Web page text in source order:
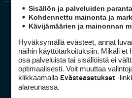
Golfpiste
Sisällön ja palveluiden
Kohdennettu mainonta ja
Kävijämäärien ja mainonnan
Hyväksymällä evästeet, annat
näihin käyttötarkoituksiin. Mikäli et
osa palveluista tai sisällöistä ei
optimaalisesti. Voit muuttaa
klikkaamalla Evästeasetukset -
alareunassa.